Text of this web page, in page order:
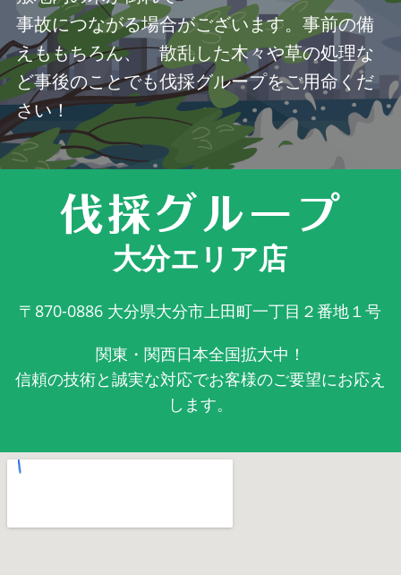
事故につながる場合がございます。事前の備
えももちろん、 散乱した木々や草の処理な
ど事後のことでも伐採グループをご用命くだ
さい！
大分エリア店
〒870-0886 大分県大分市上田町一丁目２番地１号
関東・関西日本全国拡大中！
信頼の技術と誠実な対応でお客様のご要望にお応え
します。